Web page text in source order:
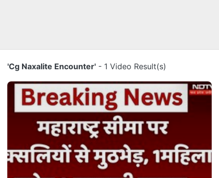
'Cg Naxalite Encounter' - 1 Video Result(s)